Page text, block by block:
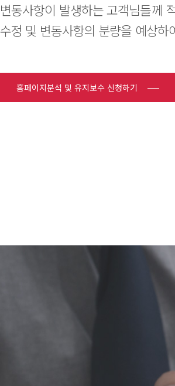
변동사항이 발생하는 고객님들께
수정 및 변동사항의 분량을 예상하
홈페이지분석 및 유지보수 신청하기